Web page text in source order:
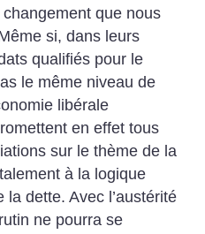
que nous
si, dans leurs
qualifiés pour le
le même niveau de
libérale
en effet tous
sur le thème de la
à la logique
dette. Avec l’austérité
ne pourra se